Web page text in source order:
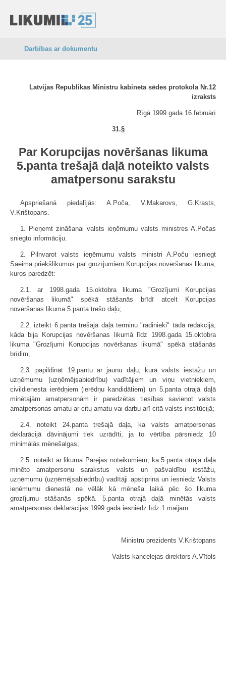
Darbības ar dokumentu
Latvijas Republikas Ministru kabineta sēdes protokola Nr.12
izraksts
Rīgā 1999.gada 16.februārī
31.§
Par Korupcijas novēršanas likuma
5.panta trešajā daļā noteikto valsts
amatpersonu sarakstu
Apspriešanā piedalījās: A.Poča, V.Makarovs, G.Krasts,
V.Krištopans.
1. Pieņemt zināšanai valsts ieņēmumu valsts ministres A.Počas
sniegto informāciju.
2. Pilnvarot valsts ieņēmumu valsts ministri A.Poču iesniegt
Saeimā priekšlikumus par grozījumiem Korupcijas novēršanas likumā,
kuros paredzēt:
2.1. ar 1998.gada 15.oktobra likuma "Grozījumi Korupcijas
novēršanas likumā" spēkā stāšanās brīdī atcelt Korupcijas
novēršanas likuma 5.panta trešo daļu;
2.2. izteikt 6.panta trešajā daļā terminu "radinieki" tādā redakcijā,
kāda bija Korupcijas novēršanas likumā līdz 1998.gada 15.oktobra
likuma "Grozījumi Korupcijas novēršanas likumā" spēkā stāšanās
brīdim;
2.3. papildināt 19.pantu ar jaunu daļu, kurā valsts iestāžu un
uzņēmumu (uzņēmējsabiedrību) vadītājiem un viņu vietniekiem,
civildienesta ierēdņiem (ierēdņu kandidātiem) un 5.panta otrajā daļā
minētajām amatpersonām ir paredzētas tiesības savienot valsts
amatpersonas amatu ar citu amatu vai darbu arī citā valsts institūcijā;
2.4. noteikt 24.panta trešajā daļa, ka valsts amatpersonas
deklarācijā dāvinājumi tiek uzrādīti, ja to vērtība pārsniedz 10
minimālās mēnešalgas;
2.5. noteikt ar likuma Pārejas noteikumiem, ka 5.panta otrajā daļā
minēto amatpersonu sarakstus valsts un pašvaldību iestāžu,
uzņēmumu (uzņēmējsabiedrību) vadītāji apstiprina un iesniedz Valsts
ieņēmumu dienestā ne vēlāk kā mēneša laikā pēc šo likuma
grozījumu stāšanās spēkā. 5.panta otrajā daļā minētās valsts
amatpersonas deklarācijas 1999.gadā iesniedz līdz 1.maijam.
Ministru prezidents V.Krištopans
Valsts kancelejas direktors A.Vītols